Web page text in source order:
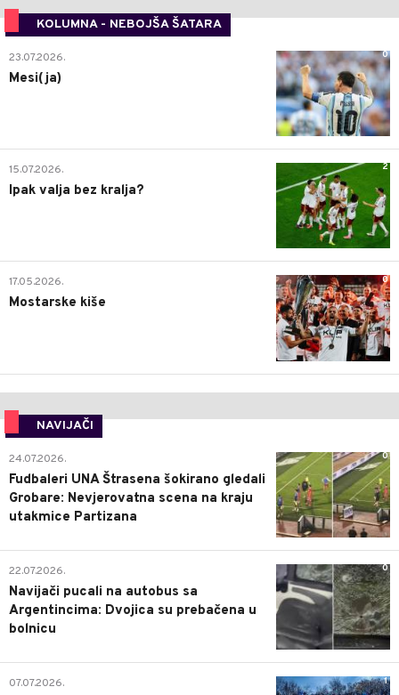
KOLUMNA - NEBOJŠA ŠATARA
0
23.07.2026.
Mesi(ja)
2
15.07.2026.
Ipak valja bez kralja?
0
17.05.2026.
Mostarske kiše
NAVIJAČI
0
24.07.2026.
Fudbaleri UNA Štrasena šokirano gledali
Grobare: Nevjerovatna scena na kraju
utakmice Partizana
0
22.07.2026.
Navijači pucali na autobus sa
Argentincima: Dvojica su prebačena u
bolnicu
1
07.07.2026.